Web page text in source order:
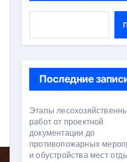
Последние
Этапы
работ от проектной
документации до
противопожарных
и обустройства мест